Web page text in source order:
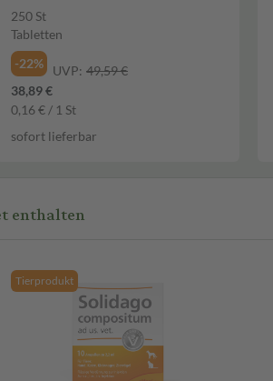
250 St
Tabletten
-22%
UVP: 49,59 €
38,89 €
0,16 € / 1 St
sofort lieferbar
enthalten
Tierprodukt